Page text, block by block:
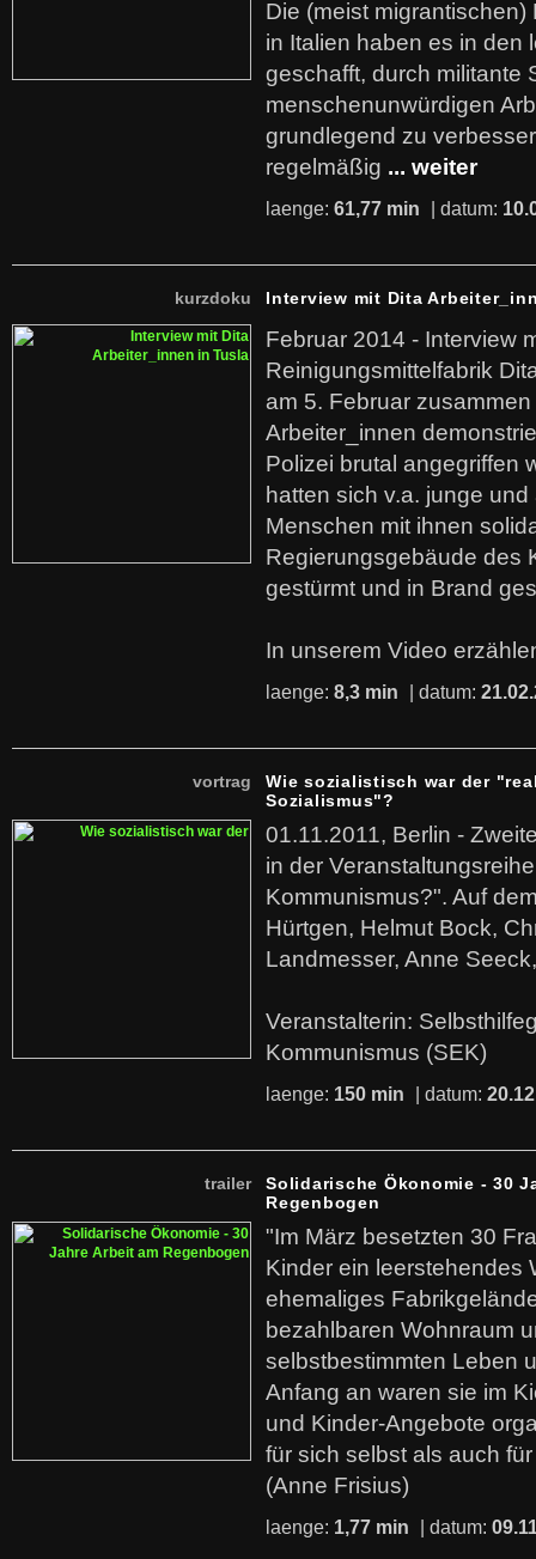
Die (meist
in Italien haben es in den
geschafft, durch militante
menschenunwürdigen
grundlegend zu
regelmäßig ... weiter
laenge: 61,77 min | datum:
kurzdoku Interview mit Dita
Februar 2014 - Interview
Reinigungsmittelfabrik
am 5. Februar
Arbeiter_innen
Polizei brutal angegriffen
hatten sich v.a. junge
Menschen mit ihnen
Regierungsgebäude des
gestürmt und in Brand
In unserem Video
laenge: 8,3 min | datum:
vortrag
Wie sozialistisch war der
Sozialismus"?
01.11.2011, Berlin -
in der
Kommunismus?". Auf
Hürtgen, Helmut Bock,
Landmesser, Anne
Veranstalterin:
Kommunismus (SEK)
laenge: 150 min | datum:
trailer
Solidarische Ökonomie - 30
Regenbogen
"Im März besetzten 30
Kinder ein leerstehendes
ehemaliges
bezahlbaren Wohnraum
selbstbestimmten Leben
Anfang an waren sie im
und Kinder-Angebote
für sich selbst als auch
(Anne Frisius)
laenge: 1,77 min | datum: